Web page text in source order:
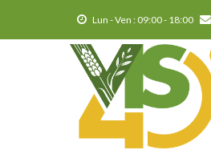
Lun - Ven : 09:00 - 18:00